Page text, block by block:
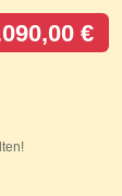
€